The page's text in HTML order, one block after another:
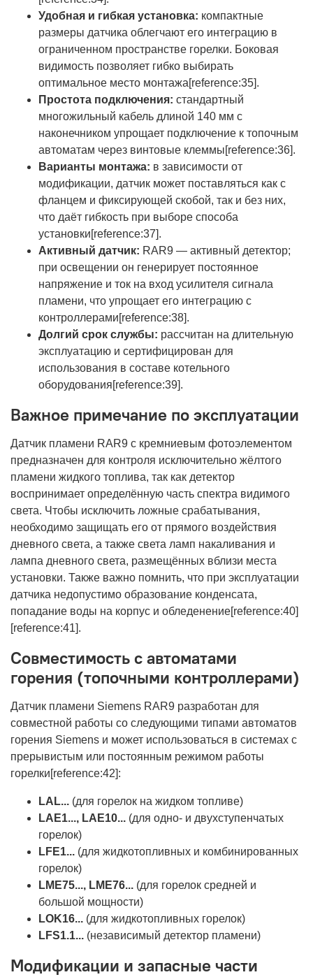
Удобная и гибкая установка: компактные
размеры датчика облегчают его интеграцию в
ограниченном пространстве горелки. Боковая
видимость позволяет гибко выбирать
оптимальное место монтажа[reference:35].
Простота подключения: стандартный
многожильный кабель длиной 140 мм с
наконечником упрощает подключение к топочным
автоматам через винтовые клеммы[reference:36].
Варианты монтажа: в зависимости от
модификации, датчик может поставляться как с
фланцем и фиксирующей скобой, так и без них,
что даёт гибкость при выборе способа
установки[reference:37].
Активный датчик: RAR9 — активный детектор;
при освещении он генерирует постоянное
напряжение и ток на вход усилителя сигнала
пламени, что упрощает его интеграцию с
контроллерами[reference:38].
Долгий срок службы: рассчитан на длительную
эксплуатацию и сертифицирован для
использования в составе котельного
оборудования[reference:39].
Важное примечание по эксплуатации
Датчик пламени RAR9 с кремниевым фотоэлементом
предназначен для контроля исключительно жёлтого
пламени жидкого топлива, так как детектор
воспринимает определённую часть спектра видимого
света. Чтобы исключить ложные срабатывания,
необходимо защищать его от прямого воздействия
дневного света, а также света ламп накаливания и
лампа дневного света, размещённых вблизи места
установки. Также важно помнить, что при эксплуатации
датчика недопустимо образование конденсата,
попадание воды на корпус и обледенение[reference:40]
[reference:41].
Совместимость с автоматами
горения (топочными контроллерами)
Датчик пламени Siemens RAR9 разработан для
совместной работы со следующими типами автоматов
горения Siemens и может использоваться в системах с
прерывистым или постоянным режимом работы
горелки[reference:42]:
LAL... (для горелок на жидком топливе)
LAE1..., LAE10... (для одно- и двухступенчатых
горелок)
LFE1... (для жидкотопливных и комбинированных
горелок)
LME75..., LME76... (для горелок средней и
большой мощности)
LOK16... (для жидкотопливных горелок)
LFS1.1... (независимый детектор пламени)
Модификации и запасные части